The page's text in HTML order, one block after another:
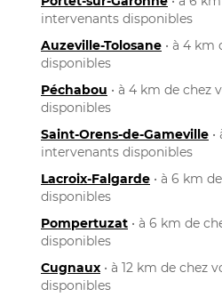
intervenants disponibles
Auzeville-Tolosane • à 4 km
disponibles
Péchabou • à 4 km de chez
disponibles
Saint-Orens-de-Gameville
intervenants disponibles
Lacroix-Falgarde • à 6 km
disponibles
Pompertuzat • à 6 km de
disponibles
Cugnaux • à 12 km de chez
disponibles